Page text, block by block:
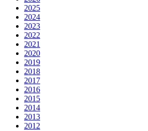
2025
2024
2023
2022
2021
2020
2019
2018
2017
2016
2015
2014
2013
2012